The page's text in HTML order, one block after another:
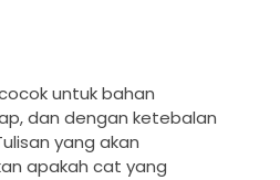
untuk bahan
dan dengan ketebalan
yang akan
apakah cat yang